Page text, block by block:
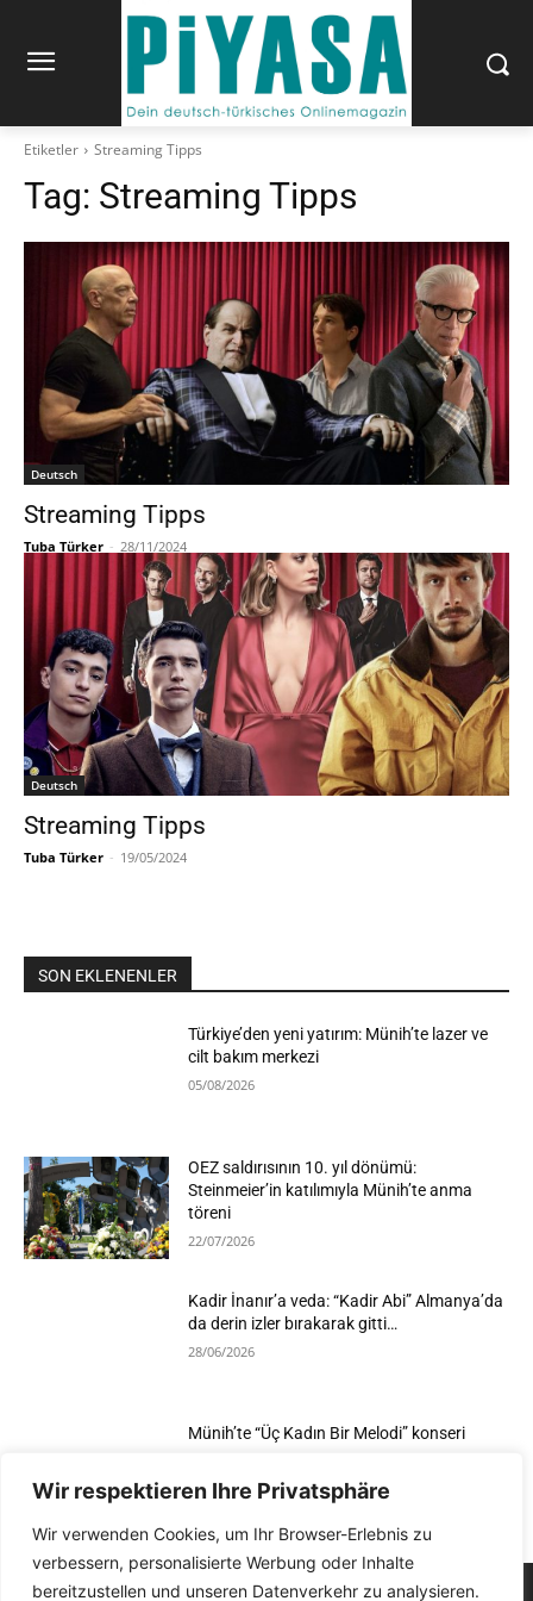
Wir respektieren Ihre Privatsphäre
Wir verwenden Cookies, um Ihr Browser-Erlebnis zu
verbessern, personalisierte Werbung oder Inhalte
bereitzustellen und unseren Datenverkehr zu analysieren.
Etiketler Streaming Tipps
Tag: Streaming Tipps
Deutsch
Streaming Tipps
Tuba Türker - 28/11/2024
Deutsch
Streaming Tipps
Tuba Türker - 19/05/2024
SON EKLENENLER
Türkiye’den yeni yatırım: Münih’te lazer ve
cilt bakım merkezi
05/08/2026
OEZ saldırısının 10. yıl dönümü:
Steinmeier’in katılımıyla Münih’te anma
töreni
22/07/2026
Kadir İnanır’a veda: “Kadir Abi” Almanya’da
da derin izler bırakarak gitti…
28/06/2026
Münih’te “Üç Kadın Bir Melodi” konseri